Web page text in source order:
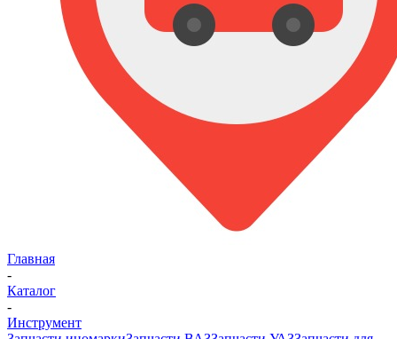
Главная
-
Каталог
-
Инструмент